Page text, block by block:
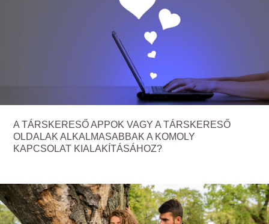
A TÁRSKERESŐ APPOK VAGY A TÁRSKERESŐ
OLDALAK ALKALMASABBAK A KOMOLY
KAPCSOLAT KIALAKÍTÁSÁHOZ?